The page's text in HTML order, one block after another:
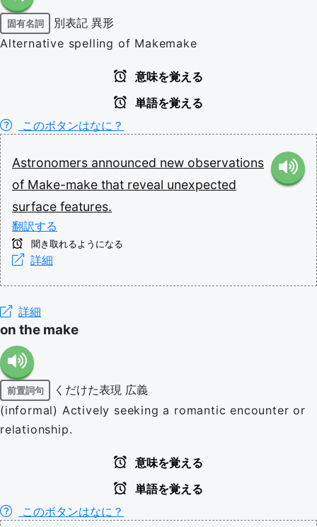
固有名詞 別表記 異形
Alternative spelling of Makemake
意味を覚える
単語を覚える
このボタンはなに？
Astronomers announced new observations
of Make-make that reveal unexpected
surface features.
翻訳する
聞き取れるようになる
詳細
詳細
on the make
前置詞句 くだけた表現 広義
(informal) Actively seeking a romantic encounter or
relationship.
意味を覚える
単語を覚える
このボタンはなに？